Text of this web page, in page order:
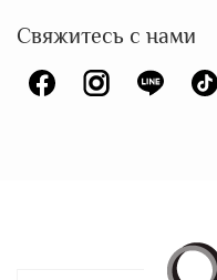
Свяжитесь с нами